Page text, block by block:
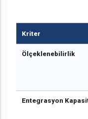
Kriter
Ölçeklenebilirlik
Entegrasyon